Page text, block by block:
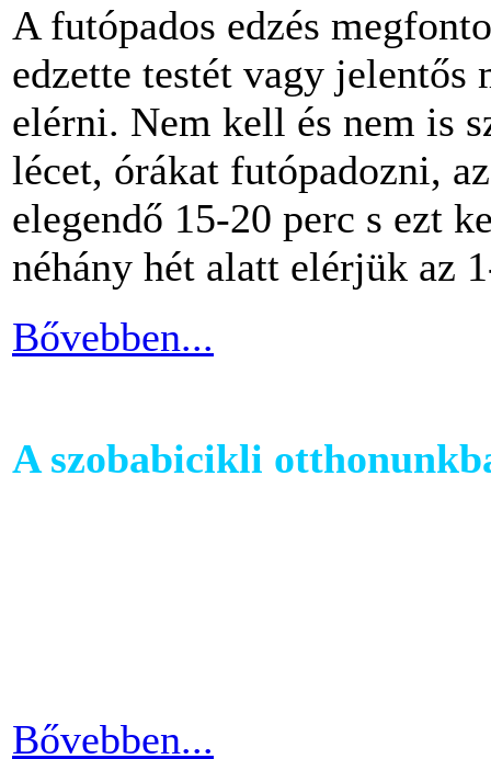
A futópados edzés
edzette testét vagy jelentős
elérni. Nem kell és nem is
lécet, órákat futópadozni,
elegendő 15-20 perc s ezt
néhány hét alatt elérjük az
Bővebben...
A szobabicikli
Bővebben...